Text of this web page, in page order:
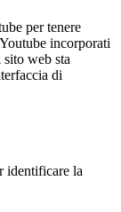
per tenere
incorporati
web sta
di
identificare la